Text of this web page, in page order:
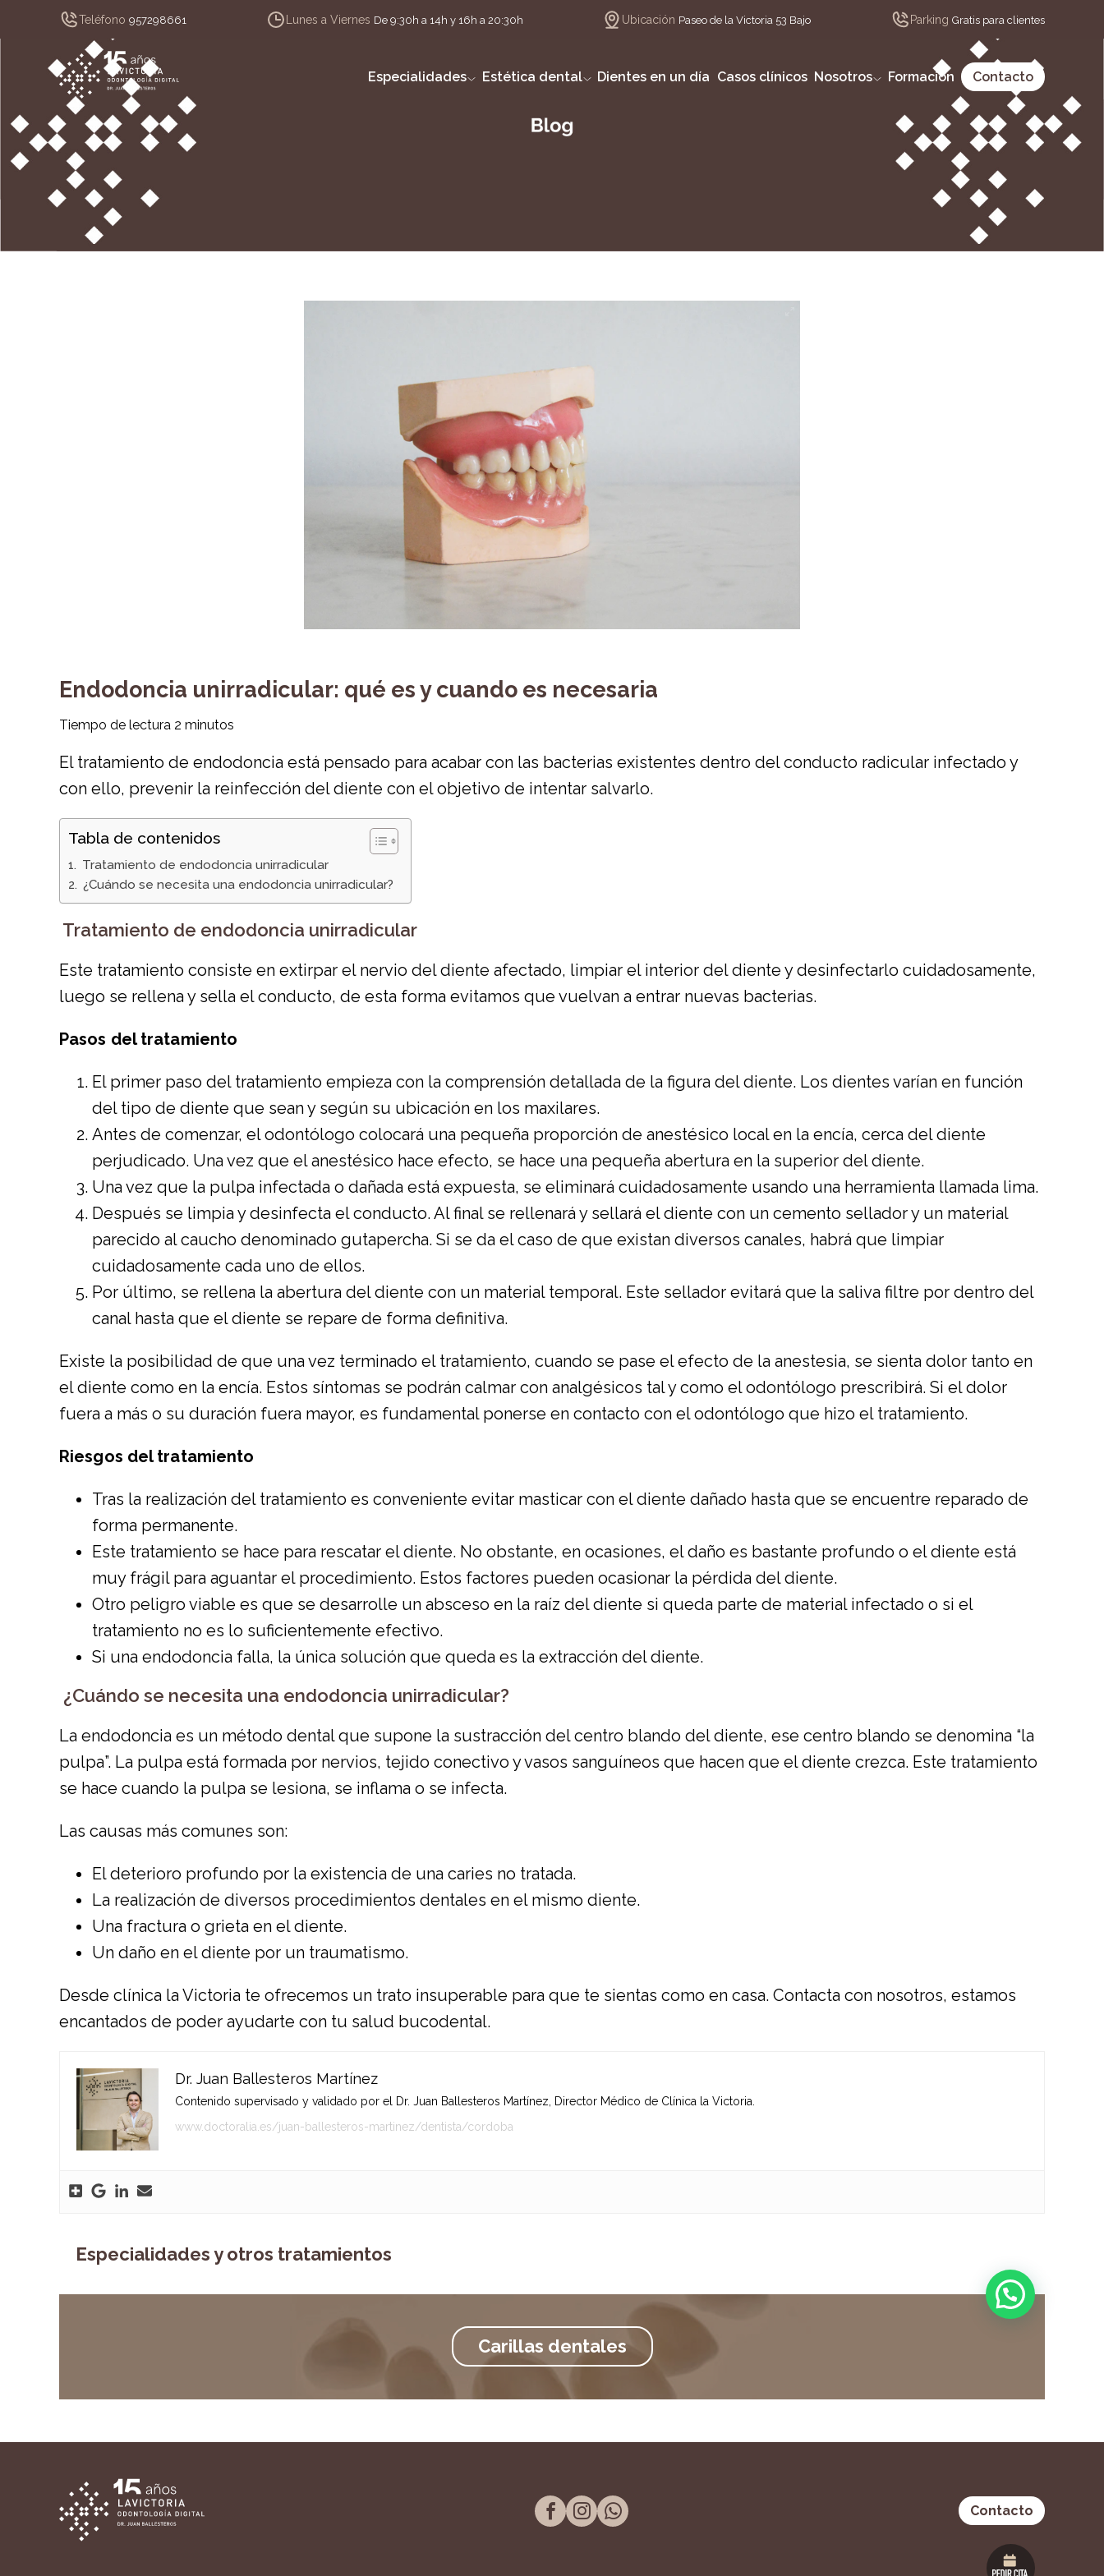
Teléfono 957298661 Lunes a Viernes De 9:30h a 14h y 16h a 20:30h Ubicación Paseo de la Victoria 53 Bajo Parking Gratis para clientes
Especialidades Estética dental Dientes en un día Casos clínicos Nosotros Formación Contacto
Endodoncia unirradicular: qué es y cuando es necesaria
Tiempo de lectura 2 minutos
El tratamiento de endodoncia está pensado para acabar con las bacterias existentes dentro del conducto radicular infectado y
con ello, prevenir la reinfección del diente con el objetivo de intentar salvarlo.
Tabla de contenidos
​ Tratamiento de endodoncia unirradicular
​ ¿Cuándo se necesita una endodoncia unirradicular?
​ Tratamiento de endodoncia unirradicular
Este tratamiento consiste en extirpar el nervio del diente afectado, limpiar el interior del diente y desinfectarlo cuidadosamente,
luego se rellena y sella el conducto, de esta forma evitamos que vuelvan a entrar nuevas bacterias.
Pasos del tratamiento
El primer paso del tratamiento empieza con la comprensión detallada de la figura del diente. Los dientes varían en función
del tipo de diente que sean y según su ubicación en los maxilares.
Antes de comenzar, el odontólogo colocará una pequeña proporción de anestésico local en la encía, cerca del diente
perjudicado. Una vez que el anestésico hace efecto, se hace una pequeña abertura en la superior del diente.
Una vez que la pulpa infectada o dañada está expuesta, se eliminará cuidadosamente usando una herramienta llamada lima.
Después se limpia y desinfecta el conducto. Al final se rellenará y sellará el diente con un cemento sellador y un material
parecido al caucho denominado gutapercha. Si se da el caso de que existan diversos canales, habrá que limpiar
cuidadosamente cada uno de ellos.
Por último, se rellena la abertura del diente con un material temporal. Este sellador evitará que la saliva filtre por dentro del
canal hasta que el diente se repare de forma definitiva.
Existe la posibilidad de que una vez terminado el tratamiento, cuando se pase el efecto de la anestesia, se sienta dolor tanto en
el diente como en la encía. Estos síntomas se podrán calmar con analgésicos tal y como el odontólogo prescribirá. Si el dolor
fuera a más o su duración fuera mayor, es fundamental ponerse en contacto con el odontólogo que hizo el tratamiento.
Riesgos del tratamiento
Tras la realización del tratamiento es conveniente evitar masticar con el diente dañado hasta que se encuentre reparado de
forma permanente.
Este tratamiento se hace para rescatar el diente. No obstante, en ocasiones, el daño es bastante profundo o el diente está
muy frágil para aguantar el procedimiento. Estos factores pueden ocasionar la pérdida del diente.
Otro peligro viable es que se desarrolle un absceso en la raíz del diente si queda parte de material infectado o si el
tratamiento no es lo suficientemente efectivo.
Si una endodoncia falla, la única solución que queda es la extracción del diente.
​ ¿Cuándo se necesita una endodoncia unirradicular?
La endodoncia es un método dental que supone la sustracción del centro blando del diente, ese centro blando se denomina “la
pulpa”. La pulpa está formada por nervios, tejido conectivo y vasos sanguíneos que hacen que el diente crezca. Este tratamiento
se hace cuando la pulpa se lesiona, se inflama o se infecta.
Las causas más comunes son:
El deterioro profundo por la existencia de una caries no tratada.
La realización de diversos procedimientos dentales en el mismo diente.
Una fractura o grieta en el diente.
Un daño en el diente por un traumatismo.
Desde clínica la Victoria te ofrecemos un trato insuperable para que te sientas como en casa. Contacta con nosotros, estamos
encantados de poder ayudarte con tu salud bucodental.
Dr. Juan Ballesteros Martínez
Contenido supervisado y validado por el Dr. Juan Ballesteros Martínez, Director Médico de Clínica la Victoria.
www.doctoralia.es/juan-ballesteros-martinez/dentista/cordoba
Especialidades y otros tratamientos
Carillas dentales
Contacto